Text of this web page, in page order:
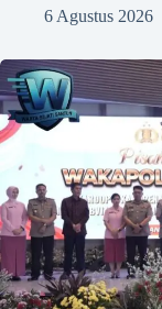
6 Agustus 2026